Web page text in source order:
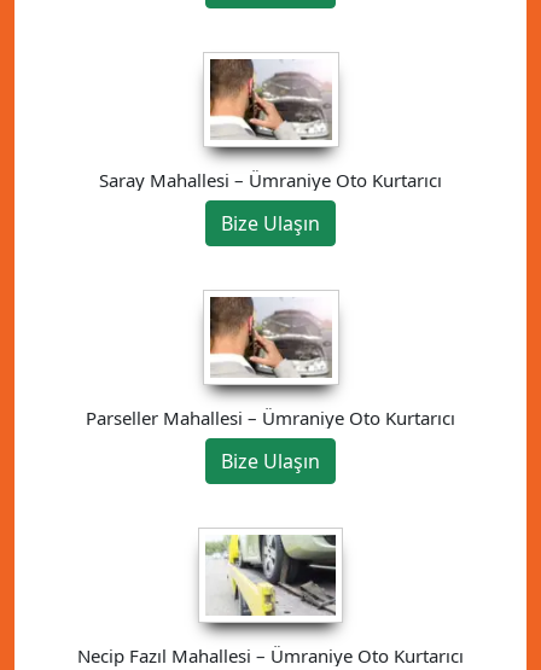
Saray Mahallesi – Ümraniye Oto Kurtarıcı
Bize Ulaşın
Parseller Mahallesi – Ümraniye Oto Kurtarıcı
Bize Ulaşın
Necip Fazıl Mahallesi – Ümraniye Oto Kurtarıcı